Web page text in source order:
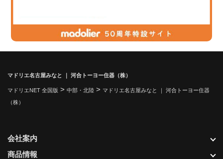
マドリエ名古屋みなと ｜ 河合トーヨー住器（株）
マドリエNET 全国版 > 中部・北陸 > マドリエ名古屋みなと ｜ 河合トーヨー住器
（株）
会社案内
商品情報